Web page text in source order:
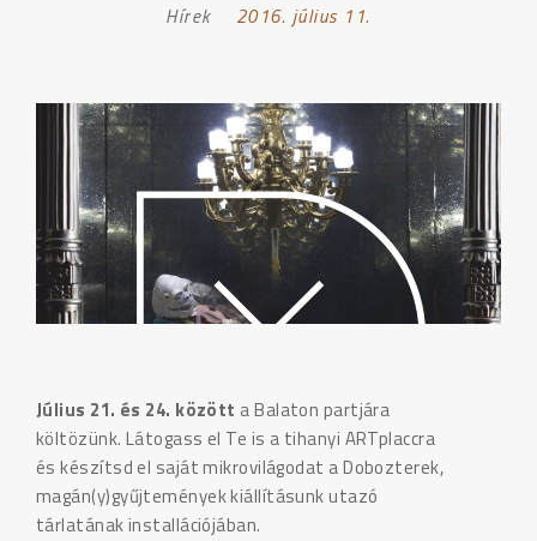
Hírek
Posted
2016. július 11.
Július 21. és 24. között a Balaton partjára
költözünk. Látogass el Te is a tihanyi ARTplaccra
és készítsd el saját mikrovilágodat a Dobozterek,
magán(y)gyűjtemények kiállításunk utazó
tárlatának installációjában.